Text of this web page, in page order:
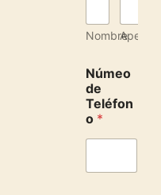
NombreApellidos
Númeo
de
Teléfon
o *